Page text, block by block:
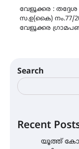
വേളൂക്കര :
സ.ഉ(കൈ) നം.77/
വേളൂക്കര
Search
Recent
യൂത്ത്